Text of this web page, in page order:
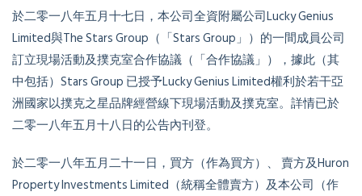
於二零一八年五月十七日，本公司全資附屬公司Lucky Genius
Limited與The Stars Group（「Stars Group」）的一間成員公司
訂立現場活動及撲克室合作協議（「合作協議」），據此（其
中包括）Stars Group 已授予Lucky Genius Limited權利於若干亞
洲國家以撲克之星品牌經營線下現場活動及撲克室。詳情已於
二零一八年五月十八日的公告內刊登。
於二零一八年五月二十一日，買方（作為買方）、 賣方及Huron
Property Investments Limited（統稱全體賣方）及本公司（作